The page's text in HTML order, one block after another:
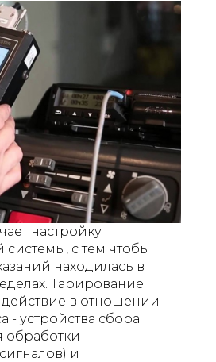
настройку
с тем чтобы
находилась в
Тарирование
действие в отношении
- устройства сбора
обработки
и